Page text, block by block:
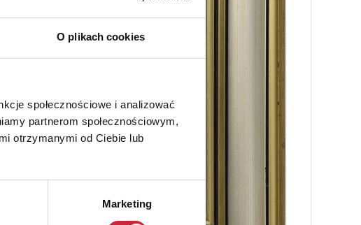
O plikach cookies
społecznościowe i analizować
partnerom społecznościowym,
otrzymanymi od Ciebie lub
Marketing